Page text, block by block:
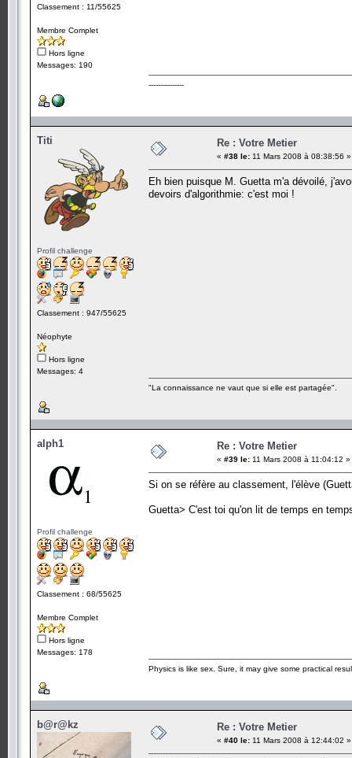
Classement : 11/55625
Membre Complet
Hors ligne
Messages: 190
---------------
Titi
Profil challenge
Classement : 947/55625
Néophyte
Hors ligne
Messages: 4
Re : Votre Metier
« #38 le: 11 Mars 2008 à 08:38:56 »
Eh bien puisque M. Guetta m'a dévoilé,
devoirs d'algorithmie: c'est moi !
"La connaissance ne vaut que si elle est partagée".
alph1
Profil challenge
Classement : 68/55625
Membre Complet
Hors ligne
Messages: 178
Re : Votre Metier
« #39 le: 11 Mars 2008 à 11:04:12 »
Si on se réfère au classement, l'élève
Guetta> C'est toi qu'on lit de temps en
Physics is like sex. Sure, it may give some practical
b@r@kz Re : Votre Metier
« #40 le: 11 Mars 2008 à 12:44:02 »